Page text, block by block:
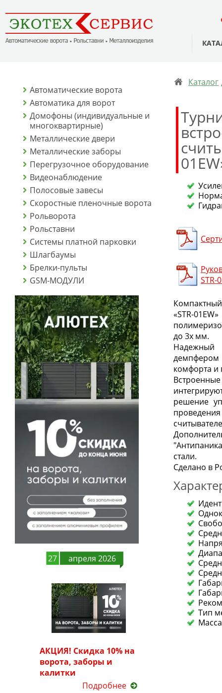
Автоматические ворота
Автоматика для ворот
Домофоны (индивидуальные и
многоквартирные)
Металлические двери
Металлические заборы
Перегрузочное оборудование
Видеонаблюдение
Полосовые завесы
Скоростные пленочные ворота
Рольворота
Рольставни
Системы платной парковки
Шлагбаумы
Брелки-пульты
GSM-МОДУЛИ
27 апреля 2026
АКЦИЯ! Скидка 10% на
ворота, заборы и
калитки
Подробнее
Каталог
STR-
«STR-
до 3х мм.
Надежный
комфорта и
решение
стали.
Сделано в
Тип